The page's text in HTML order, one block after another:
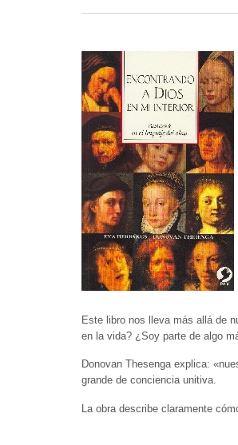
Este libro nos lleva más allá de
en la vida? ¿Soy parte de algo
Donovan Thesenga explica:
grande de conciencia unitiva.
La obra describe claramente